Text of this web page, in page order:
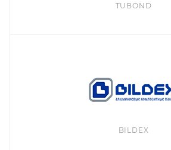
TUBOND
BILDEX